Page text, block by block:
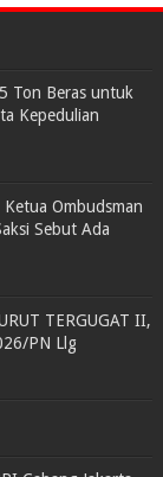
Ton Beras untuk
Kepedulian
Ombudsman
Sebut Ada
TERGUGAT II,
PN Llg